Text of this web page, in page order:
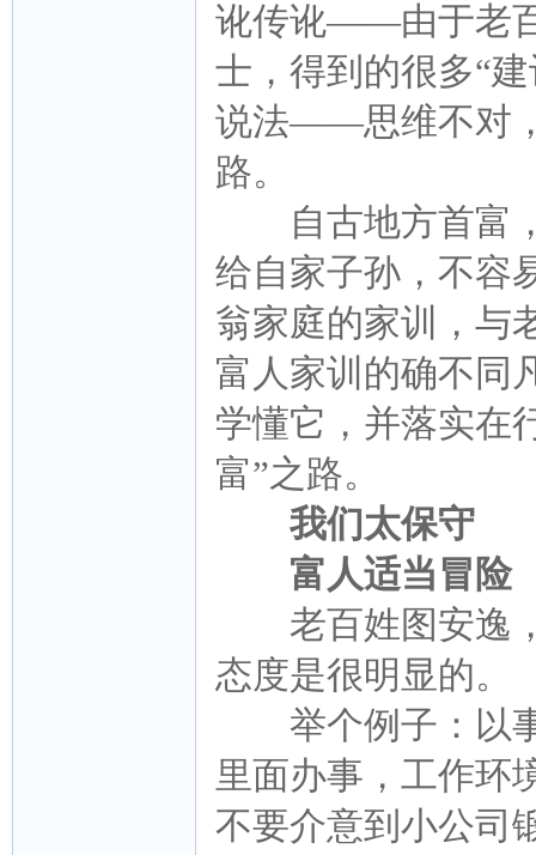
讹传讹——由于老
士，得到的很多“
说法——思维不对
路。
自古地方首富，
给自家子孙，不容
翁家庭的家训，
富人家训的确不同
学懂它，并落实在
富”之路。
我们太保守
富人适当冒险
老百姓图安逸
态度是很明显的。
举个例子：以事
里面办事，工作环
不要介意到小公司